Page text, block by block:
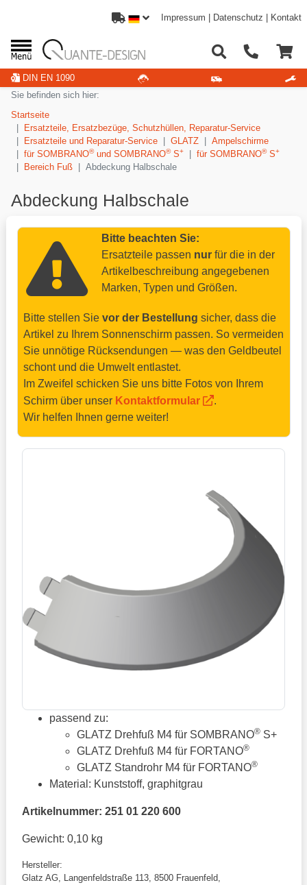
Impressum Datenschutz Kontakt
DIN EN 1090
Sie befinden sich hier:
Startseite
Ersatzteile, Ersatzbezüge, Schutzhüllen, Reparatur-Service
Ersatzteile und Reparatur-Service
GLATZ
Ampelschirme
für SOMBRANO®und SOMBRANO®S+ für SOMBRANO®S+
Bereich Fuß Abdeckung Halbschale
Abdeckung Halbschale
Bitte beachten Sie:
Ersatzteile passen nurfür die in der
Artikelbeschreibung angegebenen
Marken, Typen und Größen.
Bitte stellen Sie vor der Bestellung sicher, dass die
Artikel zu Ihrem Sonnenschirm passen. So vermeiden
Sie unnötige Rücksendungen — was den Geldbeutel
schont und die Umwelt entlastet.
Im Zweifel schicken Sie uns bitte Fotos von Ihrem
Schirm über unser Kontaktformular
.
Wir helfen Ihnen gerne weiter!
passend zu:
GLATZ Drehfuß M4 für SOMBRANO® S+
GLATZ Drehfuß M4 für FORTANO®
GLATZ Standrohr M4 für FORTANO®
Material: Kunststoff, graphitgrau
Artikelnummer: 251 01 220 600
Gewicht: 0,10 kg
Hersteller:
Glatz AG, Langenfeldstraße 113, 8500 Frauenfeld,